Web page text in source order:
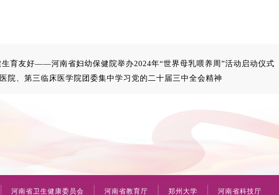
育友好——河南省妇幼保健院举办2024年“世界母乳喂养周”活动启动仪式
院、第三临床医学院团委集中学习党的二十届三中全会精神
河南省卫生健康委员会 河南省教育厅 郑州大学 河南省科技厅